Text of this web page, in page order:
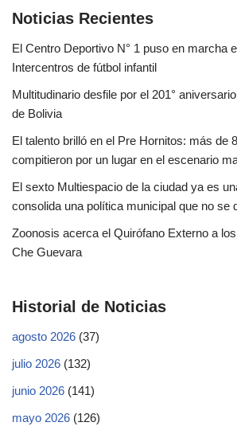
Noticias Recientes
El Centro Deportivo N° 1 puso en marcha
Intercentros de fútbol infantil
Multitudinario desfile por el 201°
de Bolivia
El talento brilló en el Pre Hornitos: más de
compitieron por un lugar en el escenario
El sexto Multiespacio de la ciudad ya es
consolida una política municipal que no se
Zoonosis acerca el Quirófano Externo a
Che Guevara
Historial de Noticias
agosto 2026 (37)
julio 2026 (132)
junio 2026 (141)
mayo 2026 (126)